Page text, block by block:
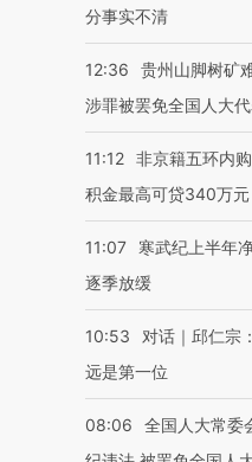
分事实不清
12:36
贵州山脚树矿
涉罪被罢免全国人大
11:12 非京籍五环内
积金最高可贷340万元
11:07
寒武纪上半年
逐季放缓
10:53
对话｜邱仁宗
远是第一位
08:06
全国人大常委